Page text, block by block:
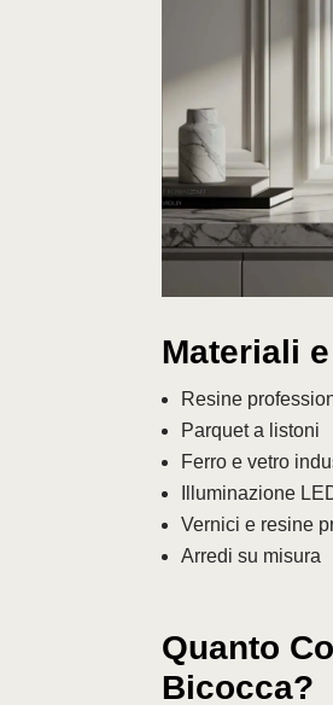
Materiali
Resine
Parquet a listoni
Ferro e vetro
Illuminazione
Vernici e resine
Arredi su misura
Quanto
Bicocca?